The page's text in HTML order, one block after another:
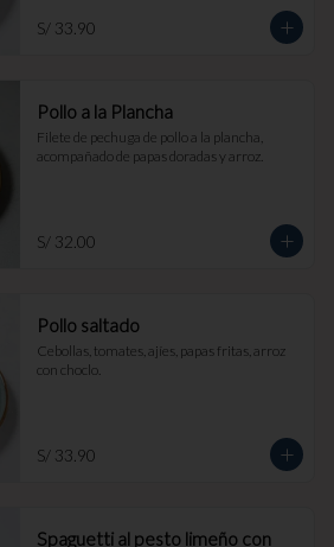
S/ 33.90
Pollo a la Plancha
Filete de pechuga de pollo a la plancha,
acompañado de papas doradas y arroz.
S/ 32.00
Pollo saltado
Cebollas, tomates, ajíes, papas fritas, arroz
con choclo.
S/ 33.90
Spaguetti al pesto limeño con